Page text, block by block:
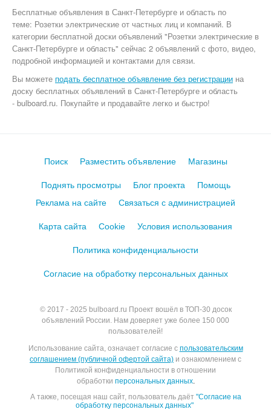
Бесплатные объявления в Санкт-Петербурге и область по
теме: Розетки электрические от частных лиц и компаний. В
категории бесплатной доски объявлений "Розетки электрические в
Санкт-Петербурге и область" сейчас 2 объявлений с фото, видео,
подробной информацией и контактами для связи.
Вы можете подать бесплатное объявление без регистрации на
доску бесплатных объявлений в Санкт-Петербурге и область
- bulboard.ru. Покупайте и продавайте легко и быстро!
© 2017 - 2025 bulboard.ru Проект вошёл в ТОП-30 досок
объявлений России. Нам доверяет уже более 150 000
пользователей!
Использование сайта, означает согласие с пользовательским
соглашением (публичной офертой сайта) и ознакомлением с
Политикой конфиденциальности в отношении
обработки персональных данных.
А также, посещая наш сайт, пользователь даёт "Согласие на
обработку персональных данных"
Поиск Разместить объявление Магазины
Поднять просмотры Блог проекта
Помощь
Реклама на сайте
Связаться с администрацией
Карта сайта Cookie Условия использования
Политика конфиденциальности
Согласие на обработку персональных данных